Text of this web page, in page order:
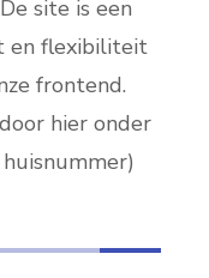
site is een
en flexibiliteit
frontend.
hier onder